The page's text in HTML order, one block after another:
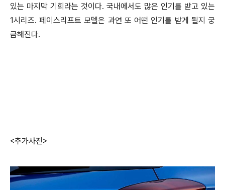
있는 마지막 기회라는 것이다. 국내에서도 많은 인기를 받고 있는
1시리즈. 페이스리프트 모델은 과연 또 어떤 인기를 받게 될지 궁
금해진다.
<추가사진>